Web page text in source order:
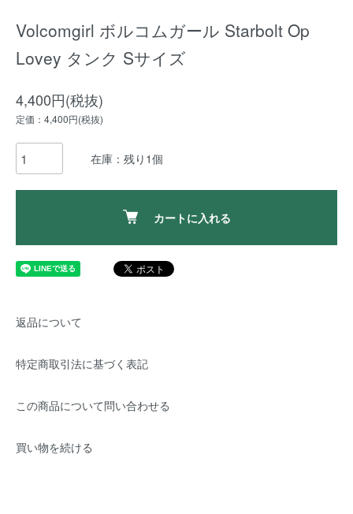
Volcomgirl ボルコムガール Starbolt Op
Lovey タンク Sサイズ
4,400円(税抜)
定価：4,400円(税抜)
在庫：残り1個
カートに入れる
返品について
特定商取引法に基づく表記
この商品について問い合わせる
買い物を続ける